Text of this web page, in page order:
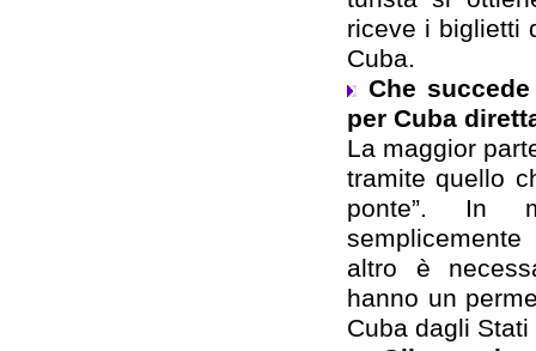
riceve i biglietti
Cuba.
Che
per Cuba
La maggior
tramite quello
ponte”. In
altro è
hanno un
Cuba dagli Stati